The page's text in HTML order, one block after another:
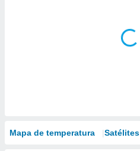
Mapa de temperatura Satélites